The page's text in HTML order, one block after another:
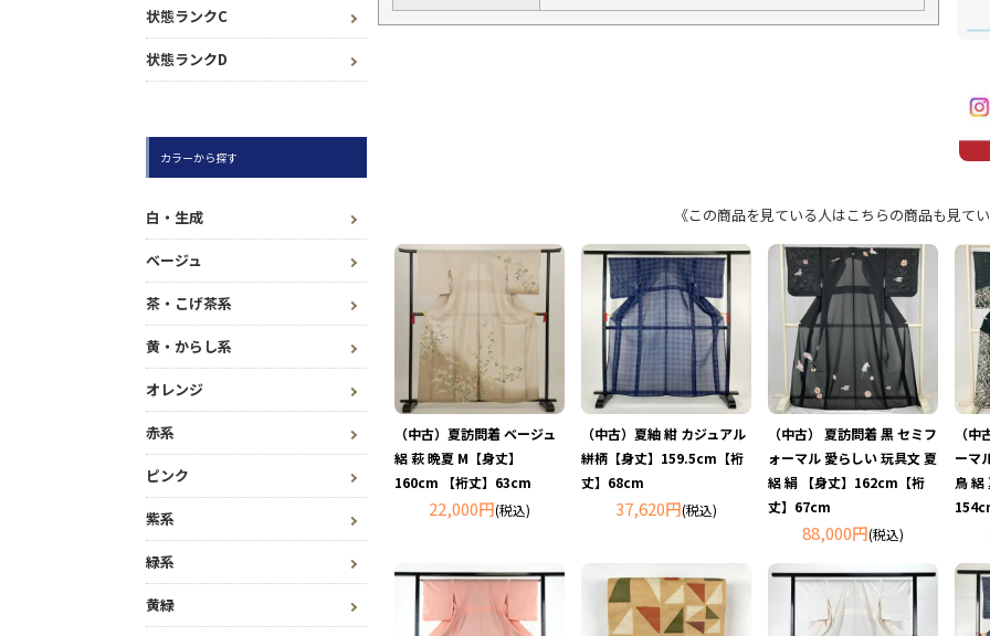
状態ランクC
状態ランクD
カラーから探す
白・生成
ベージュ
茶・こげ茶系
黄・からし系
オレンジ
赤系
ピンク
紫系
緑系
黄緑
《この商品を見ている人はこちらの商品も見て
（中古）夏訪問着 ベージュ
絽 萩 晩夏 M【身丈】
160cm 【裄丈】63cm
22,000円(税込)
（中古）夏紬 紺 カジュアル
絣柄【身丈】159.5cm【裄
丈】68cm
37,620円(税込)
（中古） 夏訪問着 黒 セミフ
ォーマル 愛らしい 玩具文 夏
絽 絹 【身丈】162cm【裄
丈】67cm
88,000円(税込)
（
ーマ
鳥 絽